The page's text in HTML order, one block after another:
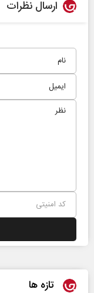
ارسال نظرات
تازه ها